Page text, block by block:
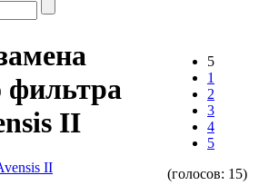
5
1
2
3
4
5
(голосов: 15)
фильтра
II
II